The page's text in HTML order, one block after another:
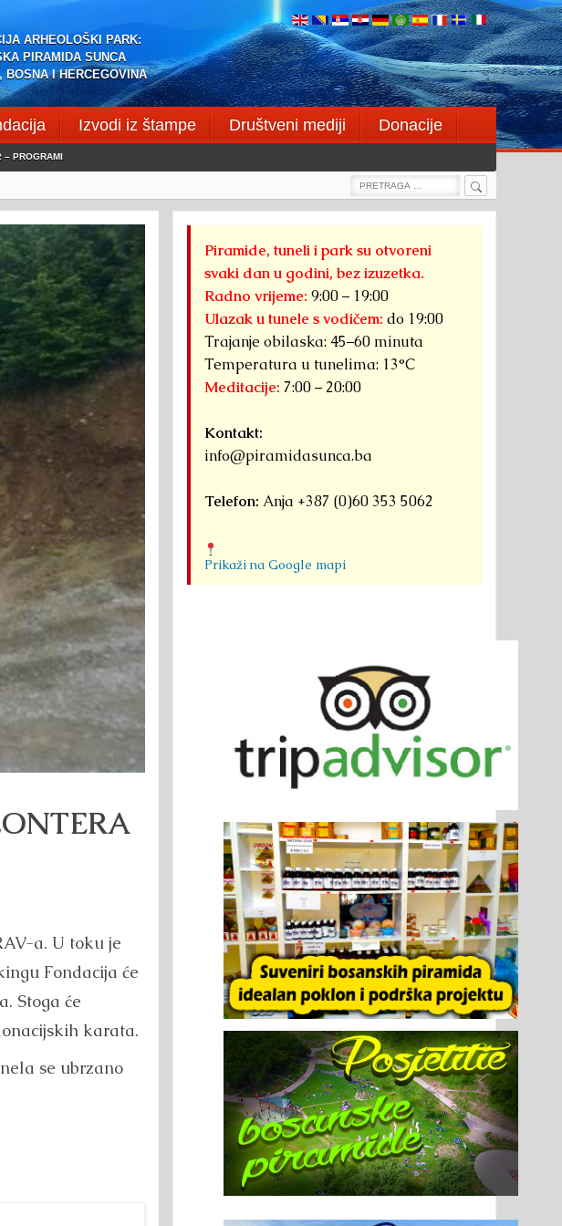
ARHEOLOŠKI PARK:
PIRAMIDA SUNCA
BOSNA I HERCEGOVINA
Izvodi iz štampe Društveni mediji
Donacije
– PROGRAMI
Search
Search
a. U toku je
Fondacija će
Stoga će
karata.
se ubrzano
Piramide, tuneli i park su otvoreni
svaki dan u godini, bez izuzetka.
Radno vrijeme: 9:00 – 19:00
Ulazak u tunele s vodičem: do 19:00
Trajanje obilaska: 45–60 minuta
Temperatura u tunelima: 13°C
Meditacije: 7:00 – 20:00
Kontakt:
info@piramidasunca.ba
Telefon: Anja +387 (0)60 353 5062
Prikaži na Google mapi